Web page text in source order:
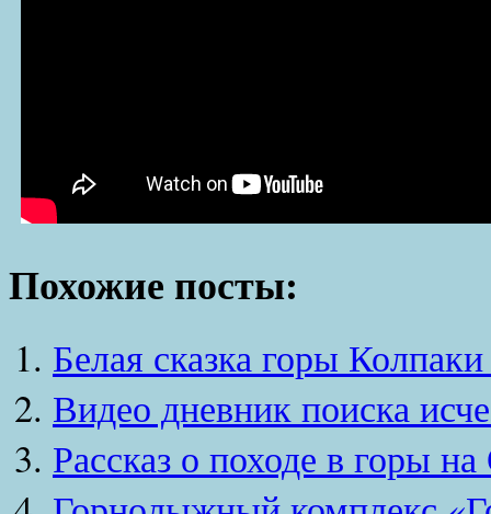
Похожие посты:
Белая сказка горы
Видео дневник поиска
Рассказ о походе в горы